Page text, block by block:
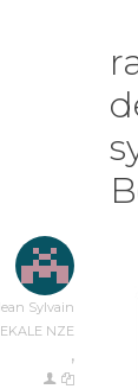
Sylvain
NZE
,